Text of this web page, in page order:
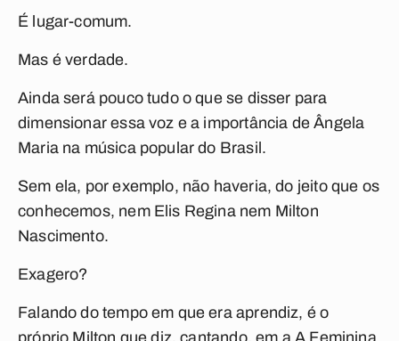
É lugar-comum.
Mas é verdade.
Ainda será pouco tudo o que se disser para
dimensionar essa voz e a importância de Ângela
Maria na música popular do Brasil.
Sem ela, por exemplo, não haveria, do jeito que os
conhecemos, nem Elis Regina nem Milton
Nascimento.
Exagero?
Falando do tempo em que era aprendiz, é o
próprio Milton que diz, cantando, em aA Feminina